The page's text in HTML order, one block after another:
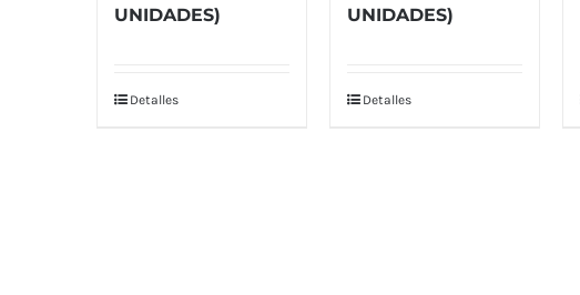
UNIDADES)
Detalles
UNIDADES)
Detalles